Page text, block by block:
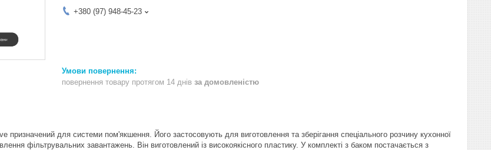
+380 (97) 948-45-23
повернення товару протягом 14 днів за домовленістю
призначений для системи пом'якшення. Його застосовують для виготовлення та зберігання спеціального розчину кухонної
фільтрувальних завантажень. Він виготовлений із високоякісного пластику. У комплекті з баком постачається з